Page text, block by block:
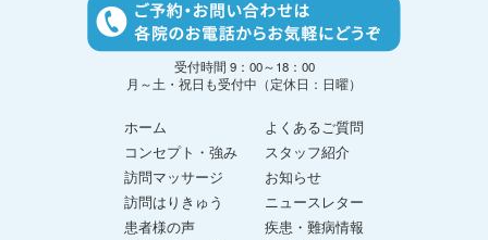
受付時間 9：00～18：00
月～土・祝日も受付中（定休日：日曜）
ホーム
コンセプト・強み
訪問マッサージ
訪問はりきゅう
患者様の声
よくあるご質問
スタッフ紹介
お知らせ
ニュースレター
疾患・難病情報